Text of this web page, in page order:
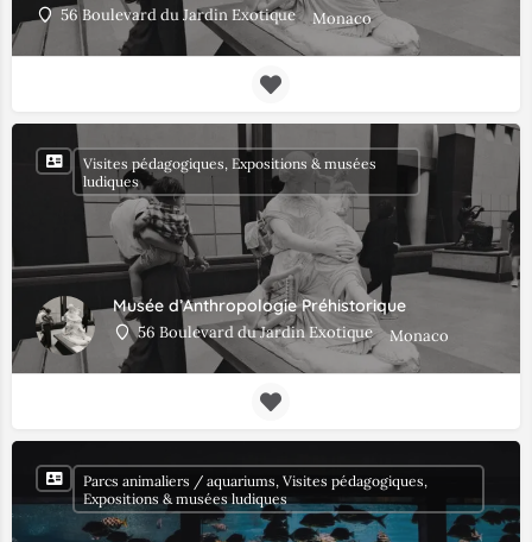
56 Boulevard du Jardin Exotique Monaco
Musée d’Anthropologie Préhistorique
56 Boulevard du Jardin Exotique Monaco
Visites pédagogiques, Expositions & musées
ludiques
Parcs animaliers / aquariums, Visites pédagogiques,
Expositions & musées ludiques